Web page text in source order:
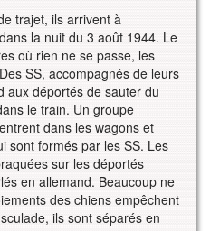
trajet, ils arrivent à
la nuit du 3 août 1944. Le
où rien ne se passe, les
SS, accompagnés de leurs
aux déportés de sauter du
le train. Un groupe
dans les wagons et
sont formés par les SS. Les
sur les déportés
en allemand. Beaucoup ne
des chiens empêchent
ils sont séparés en